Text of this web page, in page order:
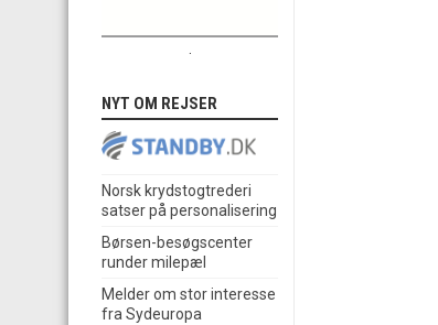
NYT OM REJSER
Norsk krydstogtrederi
satser på personalisering
Børsen-besøgscenter
runder milepæl
Melder om stor interesse
fra Sydeuropa